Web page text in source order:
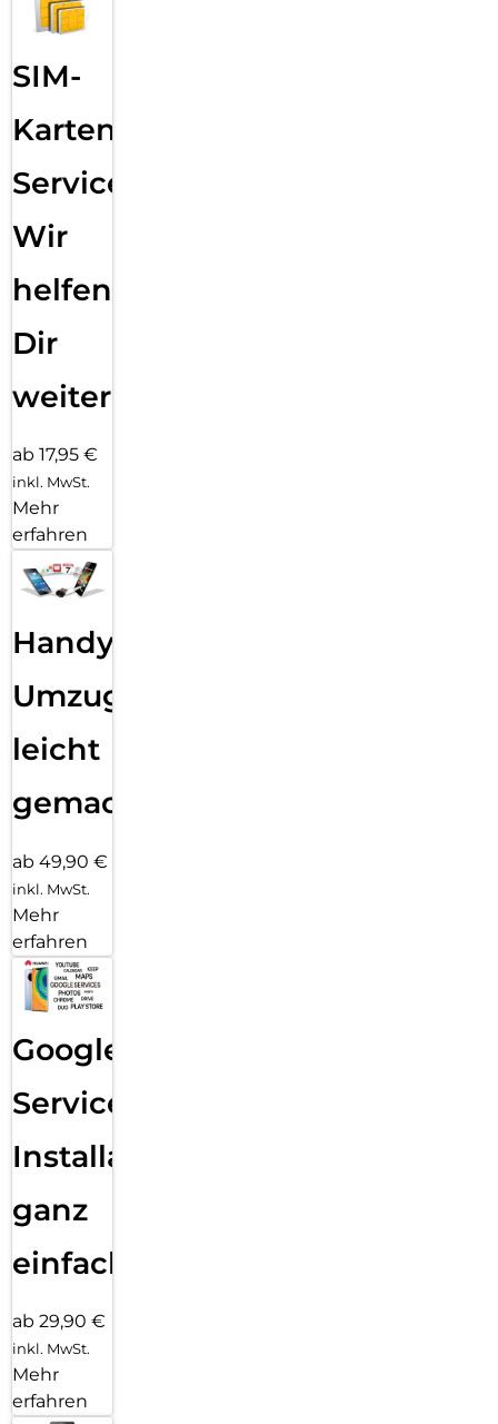
SIM-
Karten
Service:
Wir
helfen
Dir
weiter
ab 17,95 €
inkl. MwSt.
Mehr
erfahren
Handy
Umzug
leicht
gemacht!
ab 49,90 €
inkl. MwSt.
Mehr
erfahren
Google
Services
Installation
ganz
einfach
ab 29,90 €
inkl. MwSt.
Mehr
erfahren